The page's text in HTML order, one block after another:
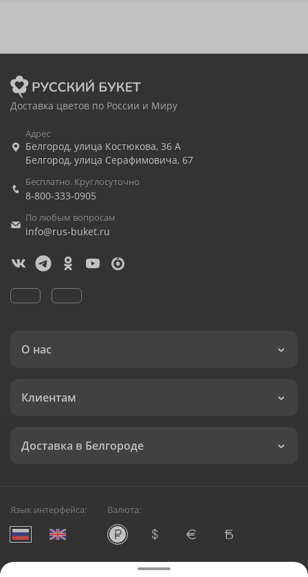
Доставка цветов по России и Миру
Адрес
Белгород, улица Костюкова, 36 А
Белгород, улица Серафимовича, 67
Бесплатно. Круглосуточно
8-800-333-0905
По любым вопросам
info@rus-buket.ru
О нас
Клиентам
Доставка в Белгороде
Язык интерфейса: Валюта:
Служба круглосуточной доставки цветов в Белгороде